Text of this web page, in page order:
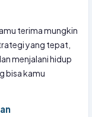
terima mungkin
yang tepat,
menjalani hidup
bisa kamu